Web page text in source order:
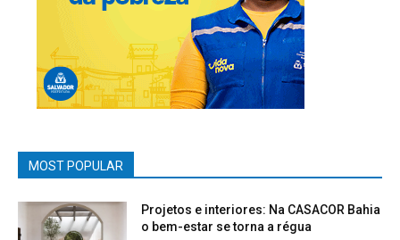
MOST POPULAR
Projetos e interiores: Na CASACOR Bahia
o bem-estar se torna a régua